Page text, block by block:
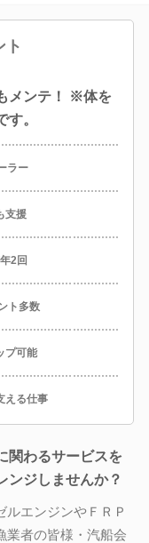
ト
メンテ！ ※体を
。
ラー
支援
2回
ト多数
プ可能
える仕事
関わるサービスを
ンジしませんか？
ルエンジンやＦＲＰ
業者の皆様・汽船会